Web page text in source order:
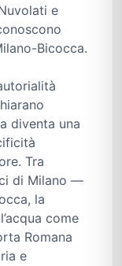
e
Bicocca.
diventa una
Tra
di Milano —
la
come
Romana
e